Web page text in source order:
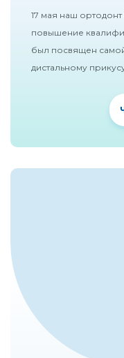
17 мая наш
повышение
был посвящен
дистальному